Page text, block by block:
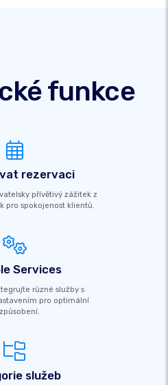
funkce
rezervaci
přívětivý zážitek z
pro spokojenost klientů.
Services
různé služby s
pro optimální
služeb